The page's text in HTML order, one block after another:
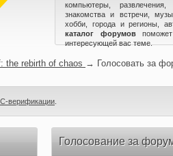
компьютеры,
знакомства и встречи,
хобби, города и регионы,
каталог форумов
интересующей вас теме.
the rebirth of chaos → Голосовать за
верификации
Голосование за